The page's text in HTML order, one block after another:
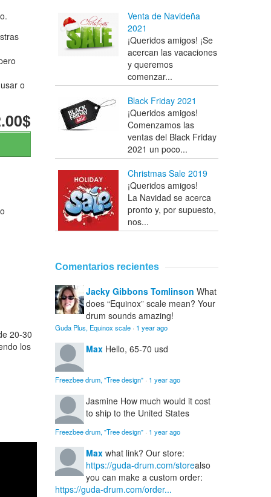
o
20-30
los
Venta de Navideña
2021
¡Queridos amigos! ¡Se
acercan las vacaciones
y queremos
comenzar...
Black Friday 2021
¡Queridos amigos!
Comenzamos las
ventas del Black Friday
2021 un poco...
Christmas Sale 2019
¡Queridos amigos!
La Navidad se acerca
pronto y, por supuesto,
nos...
Comentarios recientes
Jacky Gibbons Tomlinson What
does “Equinox” scale mean? Your
drum sounds amazing!
Guda Plus, Equinox scale · 1 year ago
Max Hello, 65-70 usd
Freezbee drum, "Tree design" · 1 year ago
Jasmine How much would it cost
to ship to the United States
Freezbee drum, "Tree design" · 1 year ago
Max what link? Our store:
https://guda-drum.com/storealso
you can make a custom order:
https://guda-drum.com/order...